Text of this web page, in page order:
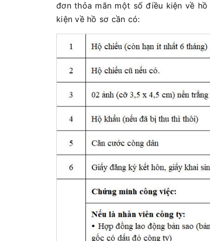
đơn thỏa mãn một số điều kiện về
kiện về hồ sơ cần có: